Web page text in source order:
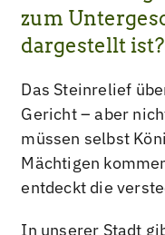
zum
dargestellt ist?
Das Steinrelief
Gericht – aber
müssen selbst
Mächtigen
entdeckt die
In unserer Stadt